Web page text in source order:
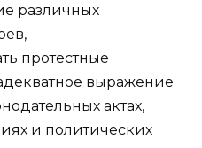
различных
протестные
выражение
актах,
и политических